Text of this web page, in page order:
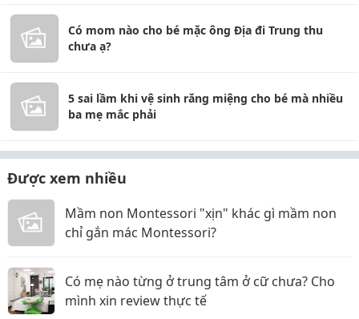
Có mom nào cho bé mặc ông Địa đi Trung thu
chưa ạ?
5 sai lầm khi vệ sinh răng miệng cho bé mà nhiều
ba mẹ mắc phải
Được xem nhiều
Mầm non Montessori "xịn" khác gì mầm non
chỉ gắn mác Montessori?
Có mẹ nào từng ở trung tâm ở cữ chưa? Cho
mình xin review thực tế